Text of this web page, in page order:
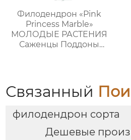
Филодендрон «Pink
Princess Marble»
МОЛОДЫЕ РАСТЕНИЯ
Саженцы Поддоны
Связанный
филодендрон сорта
Дешевые